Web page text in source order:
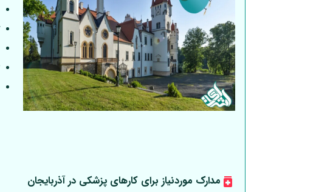
مدارک موردنیاز برای کارهای پزشکی در آذربایجان